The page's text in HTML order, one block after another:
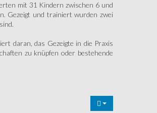
mit 31 Kindern zwischen 6 und
Gezeigt und trainiert wurden zwei
daran, das Gezeigte in die Praxis
zu knüpfen oder bestehende